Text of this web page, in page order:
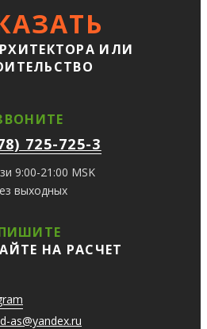
ИЛИ
725-725-3
9:00-21:00 MSK
выходных
НА РАСЧЕТ
as@yandex.ru